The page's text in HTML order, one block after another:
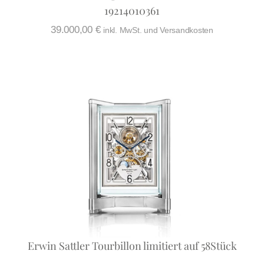
19214010361
39.000,00 € inkl. MwSt. und Versandkosten
Erwin Sattler Tourbillon limitiert auf 58Stück